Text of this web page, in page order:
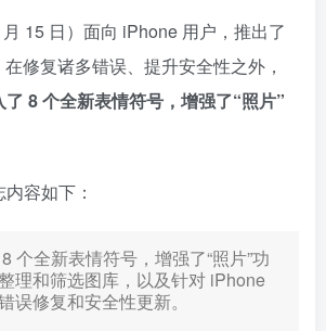
15 日）面向 iPhone 用户，推出了
修复诸多错误、提升安全性之外，
8 个全新表情符号，增强了“照片”
容如下：
个全新表情符号，增强了“照片”功
理和筛选图库，以及针对 iPhone
误修复和安全性更新。